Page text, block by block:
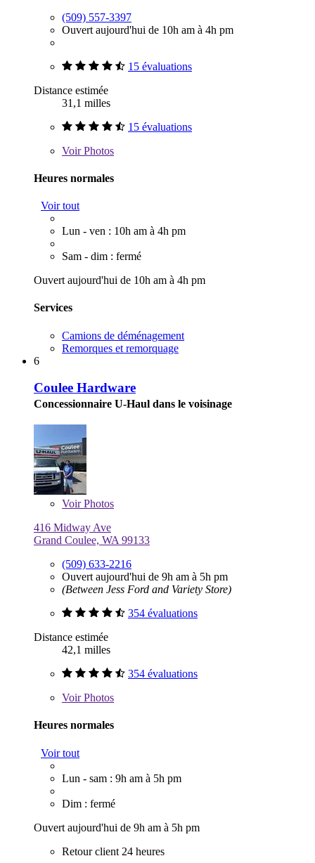
(509) 557-3397
Ouvert aujourd'hui de 10h am à 4h pm
15 évaluations
Distance estimée
31,1 milles
15 évaluations
VoirPhotos
Heures normales
Voir tout
Lun - ven : 10h am à 4h pm
Sam - dim : fermé
Ouvert aujourd'hui de 10h am à 4h pm
Services
Camions de déménagement
Remorques et remorquage
6
Coulee Hardware
Concessionnaire U-Haul dans le voisinage
VoirPhotos
416 Midway Ave
Grand Coulee, WA 99133
(509) 633-2216
Ouvert aujourd'hui de 9h am à 5h pm
(Between Jess Ford and Variety Store)
354 évaluations
Distance estimée
42,1 milles
354 évaluations
VoirPhotos
Heures normales
Voir tout
Lun - sam : 9h am à 5h pm
Dim : fermé
Ouvert aujourd'hui de 9h am à 5h pm
Retour client 24 heures